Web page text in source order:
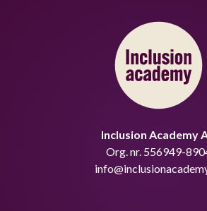
Inclusion Academy
Org. nr. 556949-